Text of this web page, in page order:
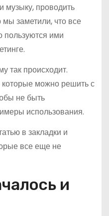
музыку, проводить
заметили, что все
пользуются ими
так происходит.
которые можно решить с
не быть
использования.
в закладки и
все еще не
и